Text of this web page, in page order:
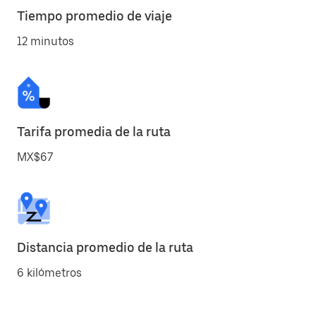
Tiempo promedio de viaje
12 minutos
Tarifa promedia de la ruta
MX$67
Distancia promedio de la ruta
6 kilómetros